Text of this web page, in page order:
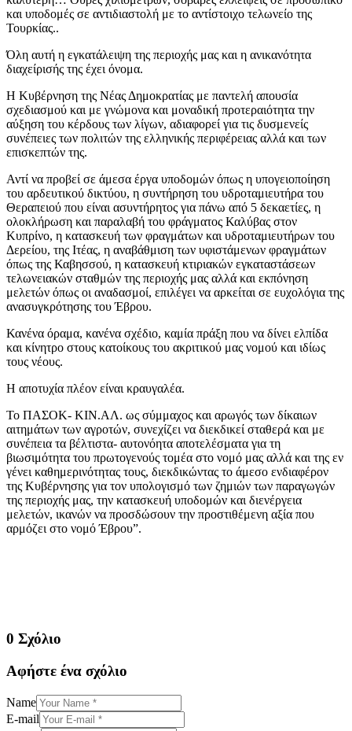
και υποδομές σε αντιδιαστολή με το αντίστοιχο τελωνείο της
Τουρκίας..
Όλη αυτή η εγκατάλειψη της περιοχής μας και η ανικανότητα
διαχείρισής της έχει όνομα.
Η Κυβέρνηση της Νέας Δημοκρατίας με παντελή απουσία
σχεδιασμού και με γνώμονα και μοναδική προτεραιότητα την
αύξηση του κέρδους των λίγων, αδιαφορεί για τις δυσμενείς
συνέπειες των πολιτών της ελληνικής περιφέρειας αλλά και των
επισκεπτών της.
Αντί να προβεί σε άμεσα έργα υποδομών όπως η υπογειοποίηση
του αρδευτικού δικτύου, η συντήρηση του υδροταμιευτήρα του
Θεραπειού που είναι ασυντήρητος για πάνω από 5 δεκαετίες, η
ολοκλήρωση και παραλαβή του φράγματος Καλύβας στον
Κυπρίνο, η κατασκευή των φραγμάτων και υδροταμιευτήρων του
Δερείου, της Ιτέας, η αναβάθμιση των υφιστάμενων φραγμάτων
όπως της Καβησσού, η κατασκευή κτιριακών εγκαταστάσεων
τελωνειακών σταθμών της περιοχής μας αλλά και εκπόνηση
μελετών όπως οι αναδασμοί, επιλέγει να αρκείται σε ευχολόγια της
ανασυγκρότησης του Έβρου.
Κανένα όραμα, κανένα σχέδιο, καμία πράξη που να δίνει ελπίδα
και κίνητρο στους κατοίκους του ακριτικού μας νομού και ιδίως
τους νέους.
Η αποτυχία πλέον είναι κραυγαλέα.
Το ΠΑΣΟΚ- ΚΙΝ.ΑΛ. ως σύμμαχος και αρωγός των δίκαιων
αιτημάτων των αγροτών, συνεχίζει να διεκδικεί σταθερά και με
συνέπεια τα βέλτιστα- αυτονόητα αποτελέσματα για τη
βιωσιμότητα του πρωτογενούς τομέα στο νομό μας αλλά και της εν
γένει καθημερινότητας τους, διεκδικώντας το άμεσο ενδιαφέρον
της Κυβέρνησης για τον υπολογισμό των ζημιών των παραγωγών
της περιοχής μας, την κατασκευή υποδομών και διενέργεια
μελετών, ικανών να προσδώσουν την προστιθέμενη αξία που
αρμόζει στο νομό Έβρου”.
0 Σχόλιο
Αφήστε ένα σχόλιο
Name
E-mail